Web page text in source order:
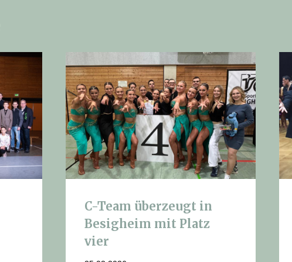
C-Team überzeugt in
Besigheim mit Platz
vier